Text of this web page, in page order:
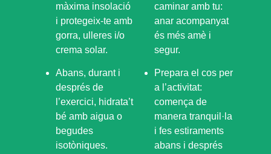
màxima insolació
i protegeix-te amb
gorra, ulleres i/o
crema solar.
Abans, durant i
després de
l’exercici, hidrata’t
bé amb aigua o
begudes
isotòniques.
caminar amb tu:
anar acompanyat
és més amè i
segur.
Prepara el cos per
a l’activitat:
comença de
manera tranquil·la
i fes estiraments
abans i després